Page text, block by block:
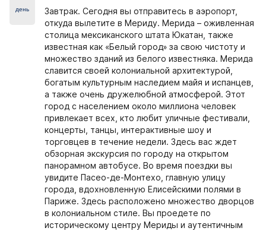
день
Завтрак. Сегодня вы отправитесь в аэропорт,
откуда вылетите в Мериду. Мерида – оживленная
столица мексиканского штата Юкатан, также
известная как «Белый город» за свою чистоту и
множество зданий из белого известняка. Мерида
славится своей колониальной архитектурой,
богатым культурным наследием майя и испанцев,
а также очень дружелюбной атмосферой. Этот
город с населением около миллиона человек
привлекает всех, кто любит уличные фестивали,
концерты, танцы, интерактивные шоу и
торговцев в течение недели. Здесь вас ждет
обзорная экскурсия по городу на открытом
панорамном автобусе. Во время поездки вы
увидите Пасео-де-Монтехо, главную улицу
города, вдохновленную Елисейскими полями в
Париже. Здесь расположено множество дворцов
в колониальном стиле. Вы проедете по
историческому центру Мериды и аутентичным